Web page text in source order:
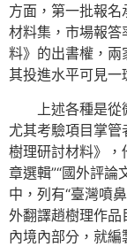
方面，第一批報
材料集，市場報
料》的出書權，兩
其投進水平可見一
上述各種是
尤其考驗項目掌管
樹理研討材料》，
章選輯”“國外評論
中，列有“臺灣噴
外翻譯趙樹理作品
內境內部分，就